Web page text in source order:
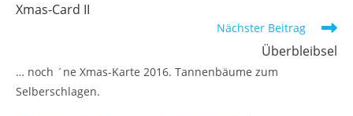
ansehen
Xmas-Card II
Nächster Beitrag
Überbleibsel
… noch ´ne Xmas-Karte 2016. Tannenbäume zum
Selberschlagen.